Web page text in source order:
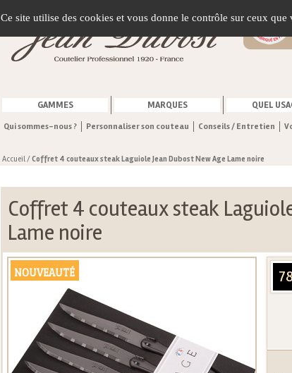
GAMMES MARQUES QUEL
Qui sommes-nous ? Personnaliser son couteau Conseils / Entretien
Accueil/Coffret 4 couteaux steak Laguiole Jean Dubost New Age Lame noire
Coffret 4 couteaux steak
Lame noire
NOUVEAUTÉ
Ce site utilise des cookies et vous donne le contrôle sur ceux que